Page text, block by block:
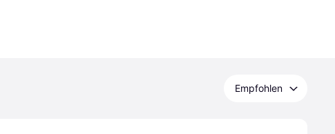
Empfohlen